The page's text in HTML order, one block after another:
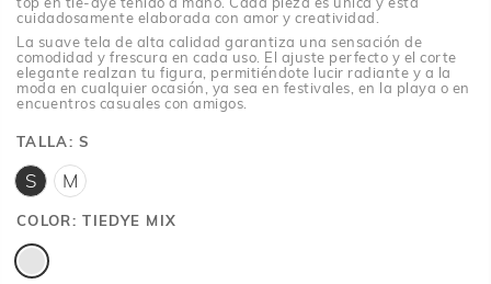
cuidadosamente elaborada con amor y creatividad.
La suave tela de alta calidad garantiza una sensación de
comodidad y frescura en cada uso. El ajuste perfecto y el corte
elegante realzan tu figura, permitiéndote lucir radiante y a la
moda en cualquier ocasión, ya sea en festivales, en la playa o en
encuentros casuales con amigos.
TALLA:S
S M
COLOR:TIEDYE MIX